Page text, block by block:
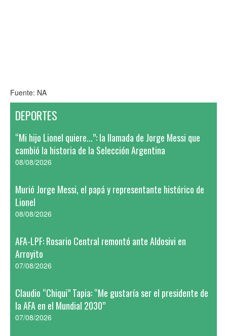
Fuente: NA
DEPORTES
“Mi hijo Lionel quiere...”: la llamada de Jorge Messi que
cambió la historia de la Selección Argentina
08/08/2026
Murió Jorge Messi, el papá y representante histórico de
Lionel
08/08/2026
AFA-LPF: Rosario Central remontó ante Aldosivi en
Arroyito
07/08/2026
Claudio “Chiqui” Tapia: “Me gustaría ser el presidente de
la AFA en el Mundial 2030”
07/08/2026